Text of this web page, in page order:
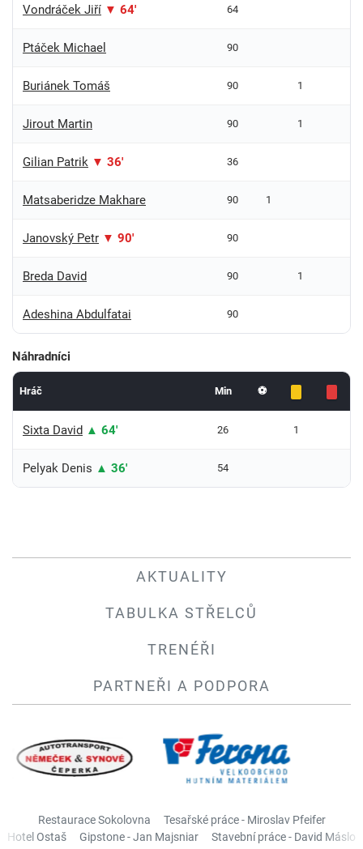
Vondráček Jiří ▼ 64' 64
Ptáček Michael 90
Buriánek Tomáš 90 1
Jirout Martin 90 1
Gilian Patrik ▼ 36' 36
Matsaberidze Makhare 90 1
Janovský Petr ▼ 90' 90
Breda David 90 1
Adeshina Abdulfatai 90
Náhradníci
Hráč Min ⚽
Sixta David ▲ 64' 26 1
Pelyak Denis ▲ 36' 54
AKTUALITY
TABULKA STŘELCŮ
TRENÉŘI
PARTNEŘI A PODPORA
Restaurace Sokolovna
Tesařské práce - Miroslav Pfeifer
Hotel Ostaš
Gipstone - Jan Majsniar Stavební práce - David Máslo